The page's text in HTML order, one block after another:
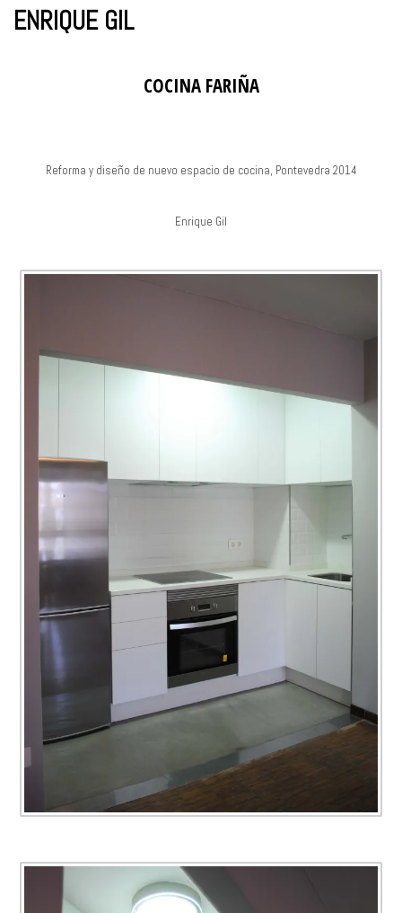
ENRIQUE GIL
COCINA FARIÑA
Reforma y diseño de nuevo espacio de cocina, Pontevedra 2014
Enrique Gil